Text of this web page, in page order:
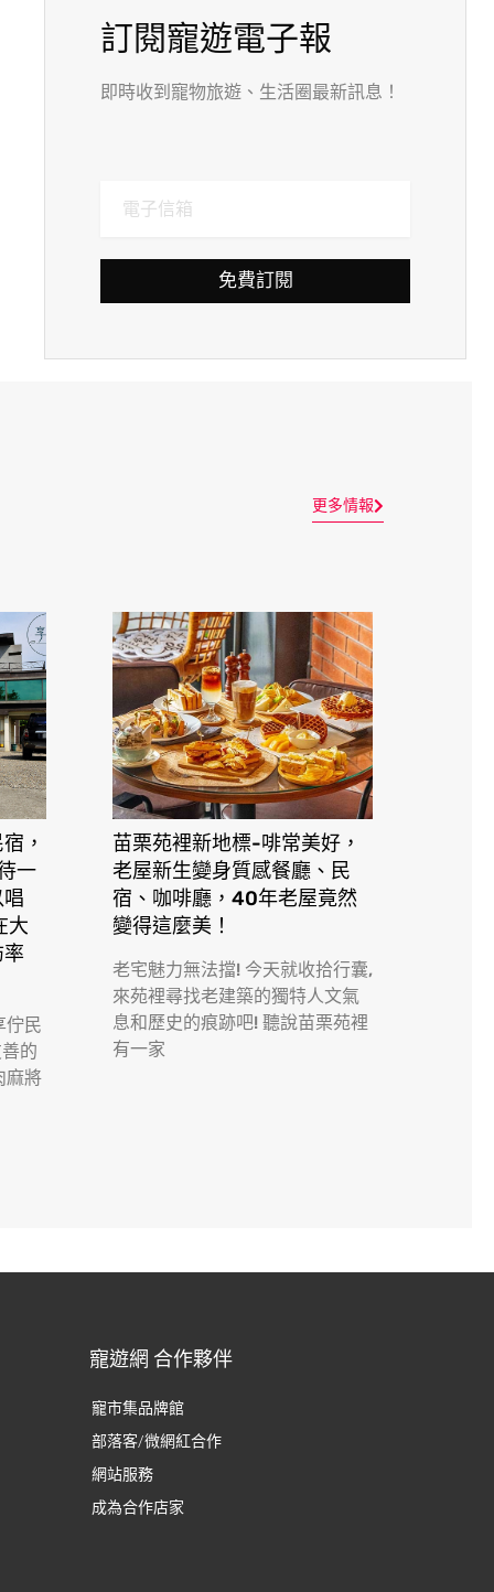
訂閱寵遊電子報
即時收到寵物旅遊、生活圈最新訊息！
免費訂閱
更多情報
，
一
大
佇民
的
麻將
苗栗苑裡新地標-啡常美好，
老屋新生變身質感餐廳、民
宿、咖啡廳，40年老屋竟然
變得這麼美！
老宅魅力無法擋! 今天就收拾行囊,
來苑裡尋找老建築的獨特人文氣
息和歷史的痕跡吧! 聽說苗栗苑裡
有一家
寵遊網 合作夥伴
寵市集品牌館
部落客/微網紅合作
網站服務
成為合作店家